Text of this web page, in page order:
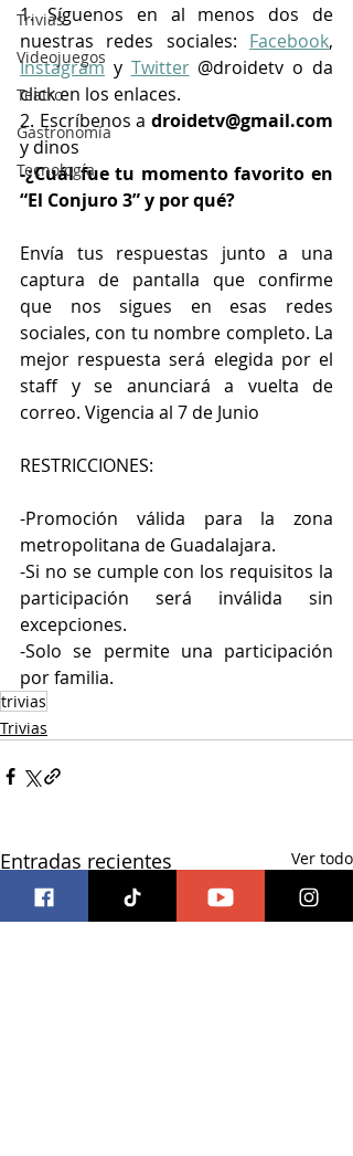
Trivias
Videojuegos
Teatro
Gastronomía
Tecnología
1. Síguenos en al menos dos de
nuestras redes sociales: Facebook
Instagram y Twitter @droidetv o da
click en los enlaces.
2. Escríbenos a droidetv@gmail.com
y dinos
-¿Cuál fue tu momento favorito en
“El Conjuro 3” y por qué?
Envía tus respuestas junto a una
captura de pantalla que confirme
que nos sigues en esas redes
sociales, con tu nombre completo. La
mejor respuesta será elegida por el
staff y se anunciará a vuelta de
correo. Vigencia al 7 de Junio
RESTRICCIONES:
-Promoción válida para la zona
metropolitana de Guadalajara.
-Si no se cumple con los requisitos la
participación será inválida sin
excepciones.
-Solo se permite una participación
por familia.
trivias
Trivias
Entradas recientes Ver todo